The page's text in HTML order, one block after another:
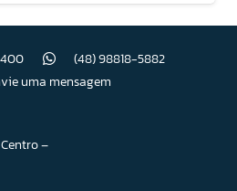
(48) 98818-5882
uma mensagem
–